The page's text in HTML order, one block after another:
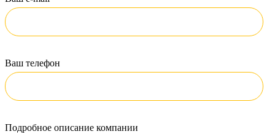
Ваш телефон
Подробное описание компании